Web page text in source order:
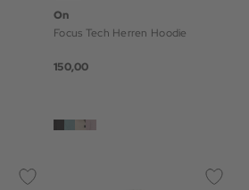
On
Focus Tech Herren Hoodie
150,00